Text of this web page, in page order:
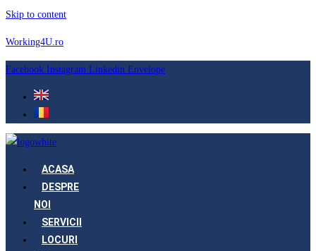
Skip to content
Working4U.ro
Facebook Instagram Linkedin Envelope
ACASA
DESPRE
NOI
SERVICII
LOCURI